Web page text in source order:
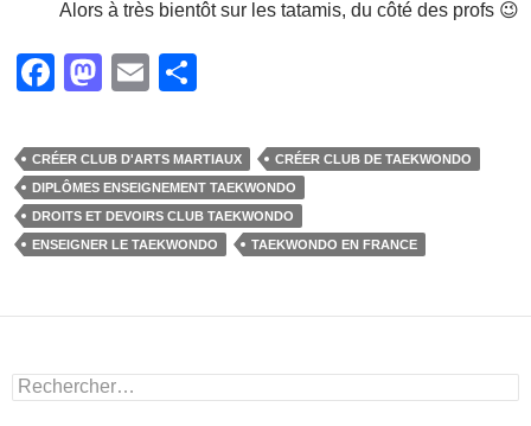
Alors à très bientôt sur les tatamis, du côté des profs 😉
F
c
e
b
o
M
st
o
d
o
E
ail ta
g
er
CRÉER CLUB D'ARTS MARTIAUX
CRÉER CLUB DE TAEKWONDO
DIPLÔMES ENSEIGNEMENT TAEKWONDO
DROITS ET DEVOIRS CLUB TAEKWONDO
ENSEIGNER LE TAEKWONDO
TAEKWONDO EN FRANCE
Rechercher :